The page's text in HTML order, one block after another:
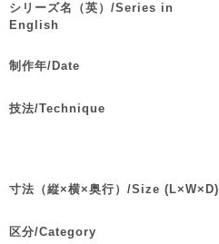
シリーズ名（英）/Series in
English
制作年/Date
技法/Technique
寸法（縦×横×奥行）/Size (L×W×D)
区分/Category